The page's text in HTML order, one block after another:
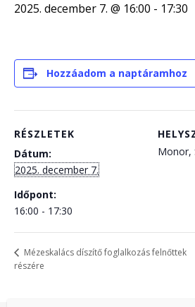
2025. december 7. @ 16:00 - 17:30
Hozzáadom a naptáramhoz
RÉSZLETEK
Dátum:
2025. december 7.
Időpont:
16:00 - 17:30
Monor,
Mézeskalács díszítő foglalkozás felnőttek
részére